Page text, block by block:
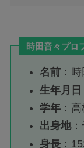
時田音々プロ
名前 ：
生年月日
学年 ：
出身地：
身長 ：